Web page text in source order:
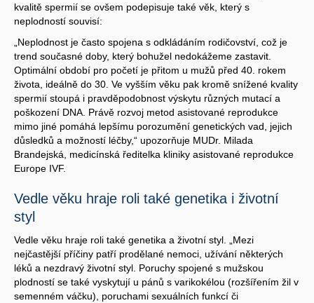
kvalitě spermií se ovšem podepisuje také věk, který s
neplodností souvisí:
„Neplodnost je často spojena s odkládáním rodičovství, což je
trend současné doby, který bohužel nedokážeme zastavit.
Optimální období pro početí je přitom u mužů před 40. rokem
života, ideálně do 30. Ve vyšším věku pak kromě snížené kvality
spermií stoupá i pravděpodobnost výskytu různých mutací a
poškození DNA. Právě rozvoj metod asistované reprodukce
mimo jiné pomáhá lepšímu porozumění genetických vad, jejich
důsledků a možností léčby,“ upozorňuje MUDr. Milada
Brandejská, medicínská ředitelka kliniky asistované reprodukce
Europe IVF.
Vedle věku hraje roli také genetika i životní
styl
Vedle věku hraje roli také genetika a životní styl. „Mezi
nejčastější příčiny patří prodělané nemoci, užívání některých
léků a nezdravý životní styl. Poruchy spojené s mužskou
plodností se také vyskytují u pánů s varikokélou (rozšířením žil v
semenném váčku), poruchami sexuálních funkcí či